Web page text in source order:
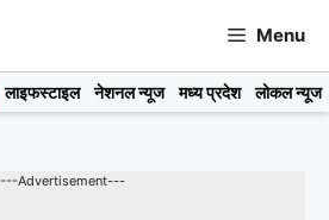
Menu
लाइफस्टाइल नेशनल न्यूज मध्य प्रदेश लोकल न्यूज
---Advertisement---